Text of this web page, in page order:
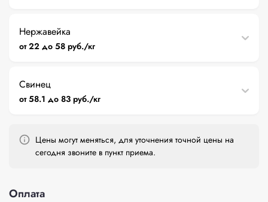
Нержавейка
от 22 до 58 руб./кг
Свинец
от 58.1 до 83 руб./кг
Цены могут меняться, для уточнения точной цены на
сегодня звоните в пункт приема.
Оплата